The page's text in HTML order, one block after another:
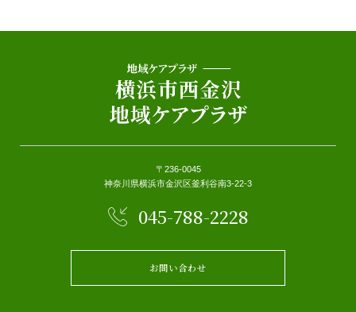
〒236-0045
神奈川県横浜市金沢区釜利谷南3-22-3
045-788-2228
お問い合わせ